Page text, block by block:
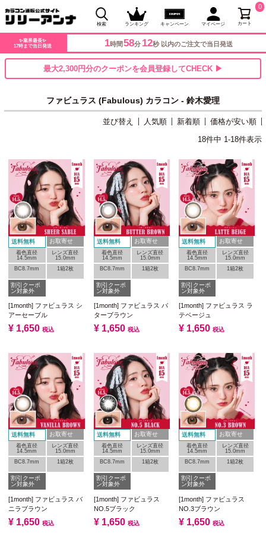
検索 ランキング キャンペーン マイページ カート
0
✨業界最長✨
17時まで当日発送
1時間 58分 12秒 以内のご注文で当日発送
最大2,300円分のクーポンを会員登録してCHECK ▶
ファビュラス (Fabulous) カラコン - 鈴木愛理
並び替え 人気順 新着順
価格が安い順
18件中 1-18件表示
送料無料 お取寄せ
着色直径
14.5mm
レンズ直径
15.0mm
BC8.7mm
1箱2枚
割引クーポ
ン対象外
[1month] ファビュラス シ
アーセーブル
¥ 1,650 税込
送料無料 お取寄せ
着色直径
14.5mm
レンズ直径
15.0mm
BC8.7mm
1箱2枚
割引クーポ
ン対象外
[1month] ファビュラス バ
ターブラウン
¥ 1,650 税込
送料無料 お取寄せ
着色直径
14.5mm
レンズ直径
15.0mm
BC8.7mm
1箱2枚
割引クーポ
ン対象外
[1month] ファビュラス ラ
テベージュ
¥ 1,650 税込
送料無料 お取寄せ
着色直径
14.5mm
レンズ直径
15.0mm
BC8.7mm
1箱2枚
割引クーポ
ン対象外
[1month] ファビュラス バ
ニラブラウン
¥ 1,650 税込
送料無料 お取寄せ
着色直径
14.5mm
レンズ直径
15.0mm
BC8.7mm
1箱2枚
割引クーポ
ン対象外
[1month] ファビュラス
NO.5ブラック
¥ 1,650 税込
送料無料 お取寄せ
着色直径
14.5mm
レンズ直径
15.0mm
BC8.7mm
1箱2枚
割引クーポ
ン対象外
[1month] ファビュラス
NO.3ブラウン
¥ 1,650 税込